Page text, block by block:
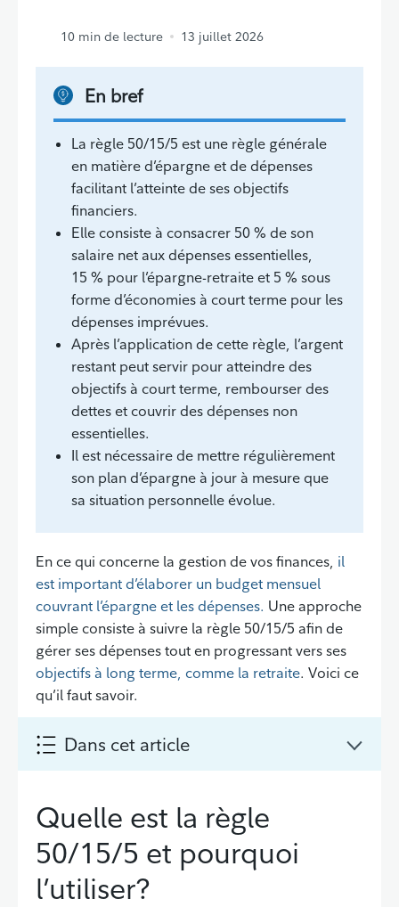
10 min de lecture 13 juillet 2026
En bref
La règle 50/15/5 est une règle générale
en matière d’épargne et de dépenses
facilitant l’atteinte de ses objectifs
financiers.
Elle consiste à consacrer 50 % de son
salaire net aux dépenses essentielles,
15 % pour l’épargne-retraite et 5 % sous
forme d’économies à court terme pour les
dépenses imprévues.
Après l’application de cette règle, l’argent
restant peut servir pour atteindre des
objectifs à court terme, rembourser des
dettes et couvrir des dépenses non
essentielles.
Il est nécessaire de mettre régulièrement
son plan d’épargne à jour à mesure que
sa situation personnelle évolue.
En ce qui concerne la gestion de vos finances, il
est important d’élaborer un budget mensuel
couvrant l’épargne et les dépenses. Une approche
simple consiste à suivre la règle 50/15/5 afin de
gérer ses dépenses tout en progressant vers ses
objectifs à long terme, comme la retraite. Voici ce
qu’il faut savoir.
Dans cet article
Quelle est la règle
50/15/5 et pourquoi
l’utiliser?